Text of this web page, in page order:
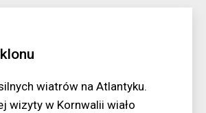
wiatrów na Atlantyku.
wizyty w Kornwalii wiało